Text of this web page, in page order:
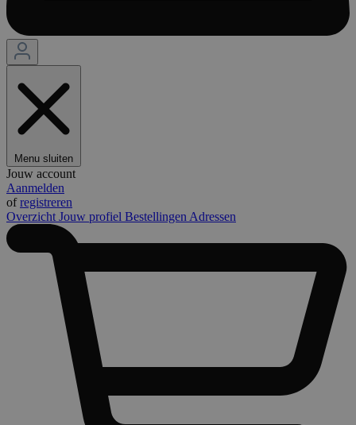
Menu sluiten
Jouw account
Aanmelden
ofregistreren
Overzicht Jouw profiel Bestellingen Adressen